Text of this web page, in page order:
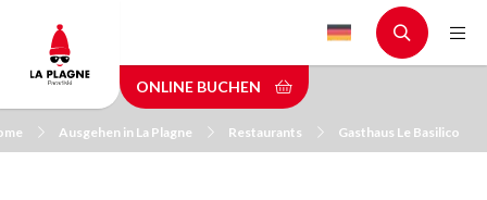
main
content
ONLINE BUCHEN
Ausgehen in La Plagne Restaurants Gasthaus Le Basilico